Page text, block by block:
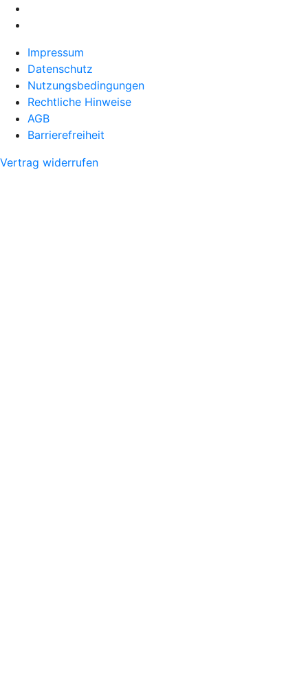
Impressum
Datenschutz
Nutzungsbedingungen
Rechtliche Hinweise
AGB
Barrierefreiheit
Vertrag widerrufen